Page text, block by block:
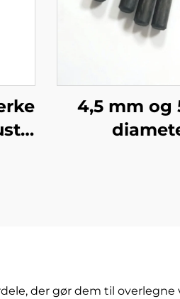
4,5 mm og
der gør dem til